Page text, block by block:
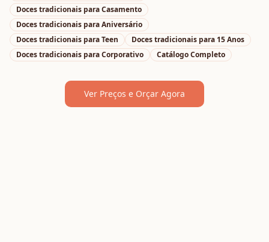
Doces tradicionais paraCasamento
Doces tradicionais paraAniversário
Doces tradicionais paraTeen Doces tradicionais para 15 Anos
Doces tradicionais paraCorporativo Catálogo Completo
Ver Preços e Orçar Agora